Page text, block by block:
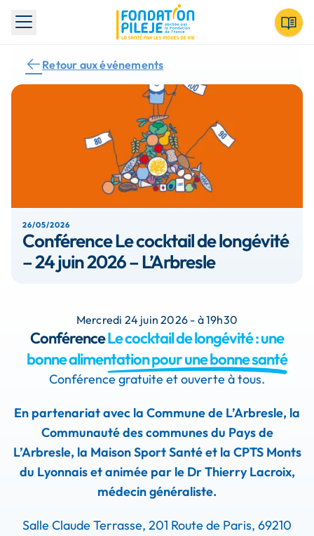
Toggle menu
Retour aux événements
26/05/2026
Conférence Le cocktail de longévité
– 24 juin 2026 – L’Arbresle
Mercredi 24 juin 2026 - à 19h30
ConférenceLe cocktail de longévité : une
bonne alimentation pour une bonne santé
Conférence gratuite et ouverte à tous.
En partenariat avec la Commune de L’Arbresle, la
Communauté des communes du Pays de
L’Arbresle, la Maison Sport Santé et la CPTS Monts
du Lyonnais et animée par le Dr Thierry Lacroix,
médecin généraliste.
Salle Claude Terrasse, 201 Route de Paris, 69210